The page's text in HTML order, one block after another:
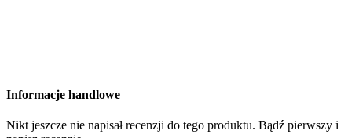
Informacje handlowe
Nikt jeszcze nie napisał recenzji do tego produktu. Bądź pierwszy i